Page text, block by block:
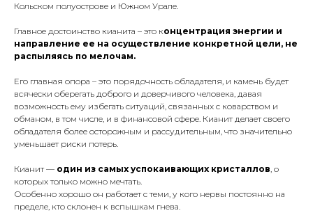
Кольском полуострове и Южном Урале.
Главное достоинство кианита – это концентрация энергии и
направление ее на осуществление конкретной цели, не
распыляясь по мелочам.
Его главная опора – это порядочность обладателя, и камень будет
всячески оберегать доброго и доверчивого человека, давая
возможность ему избегать ситуаций, связанных с коварством и
обманом, в том числе, и в финансовой сфере. Кианит делает своего
обладателя более осторожным и рассудительным, что значительно
уменьшает риски потерь.
Кианит — один из самых успокаивающих кристаллов, о
которых только можно мечтать.
Особенно хорошо он работает с теми, у кого нервы постоянно на
пределе, кто склонен к вспышкам гнева.